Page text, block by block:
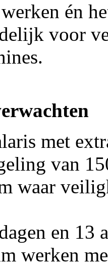
én
voor
met
van
waar
en 13
werken